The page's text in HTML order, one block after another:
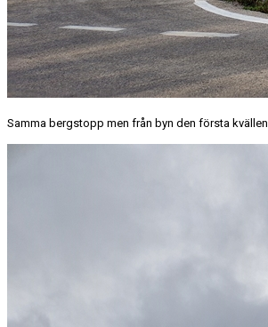
Samma bergstopp men från byn den första kvällen